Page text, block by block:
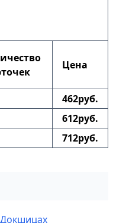
Цена
462руб.
612руб.
712руб.